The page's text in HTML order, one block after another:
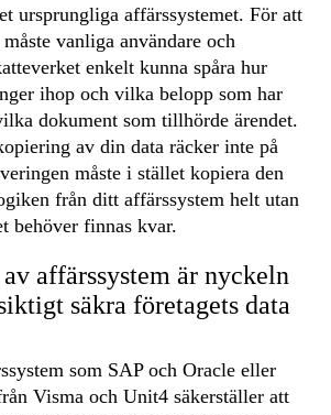
ursprungliga affärssystemet. För att
vanliga användare och
enkelt kunna spåra hur
ihop och vilka belopp som har
dokument som tillhörde ärendet.
av din data räcker inte på
måste i stället kopiera den
från ditt affärssystem helt utan
behöver finnas kvar.
affärssystem är nyckeln
säkra företagets data
som SAP och Oracle eller
Visma och Unit4 säkerställer att